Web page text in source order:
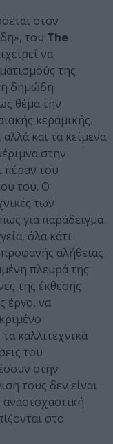
στον
του The
να
της
δημώδη
θέμα την
κεραμικής.
και τα κείμενα
στην
πέραν του
του. Ο
των
για παράδειγμα
όλα κάτι
αλήθειας
πλευρά της
της έκθεσης
έργο, να
καλλιτεχνικά
του
στην
τους δεν είναι
αναστοχαστική
στο